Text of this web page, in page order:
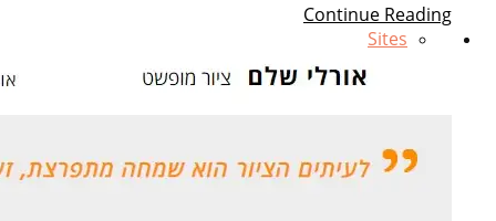
Continue Reading
Sites